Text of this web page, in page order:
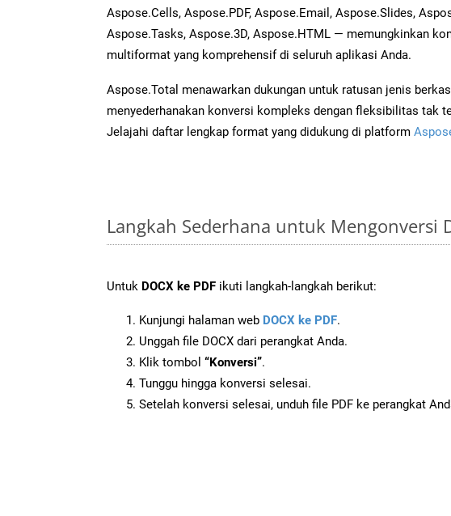
Aspose.Cells, Aspose.PDF, Aspose.Email, Aspose.Slides,
Aspose.Tasks, Aspose.3D, Aspose.HTML — memungkinkan
multiformat yang komprehensif di seluruh aplikasi Anda.
Aspose.Total menawarkan dukungan untuk ratusan jenis
menyederhanakan konversi kompleks dengan fleksibilitas tak
Jelajahi daftar lengkap format yang didukung di platform
Langkah Sederhana untuk Mengonversi
Untuk DOCX ke PDF ikuti langkah-langkah berikut:
Kunjungi halaman web DOCX ke PDF.
Unggah file DOCX dari perangkat Anda.
Klik tombol “Konversi”.
Tunggu hingga konversi selesai.
Setelah konversi selesai, unduh file PDF ke perangkat